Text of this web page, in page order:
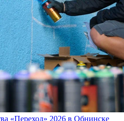
«Переход» 2026 в Обнинске